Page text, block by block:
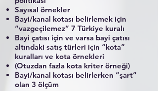
Sayısal örnekler
Bayi/kanal kotası belirlemek için
“vazgeçilemez” 7 Türkiye kuralı
Bayi çatısı için ve varsa bayi çatısı
altındaki satış türleri için “kota”
kuralları ve kota örnekleri
(Otuzdan fazla kota kriter örneği)
Bayi/kanal kotası belirlerken “şart”
olan 3 ölçüm